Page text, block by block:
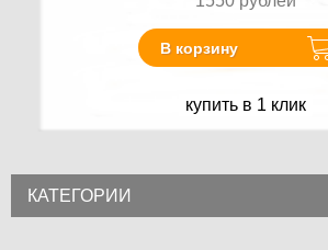
В корзину
купить в 1 клик
КАТЕГОРИИ